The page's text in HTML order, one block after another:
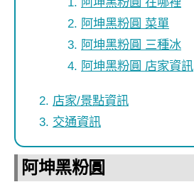
阿坤黑粉圓 菜單
阿坤黑粉圓 三種冰
阿坤黑粉圓 店家資訊
店家/景點資訊
交通資訊
阿坤黑粉圓